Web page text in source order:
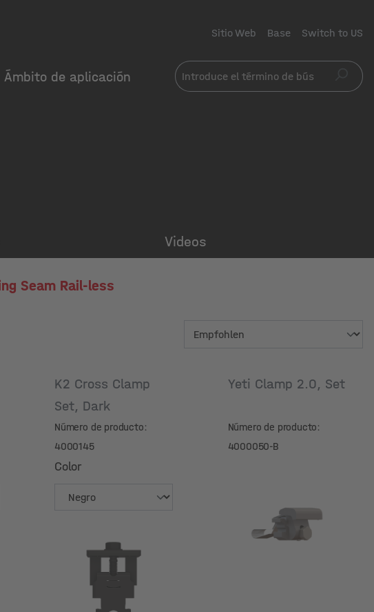
Sitio Web Base Switch to US
Ámbito de aplicación
Videos
Seam Rail-less
K2 Cross Clamp
Set, Dark
Número de producto:
4000145
Color
Yeti Clamp 2.0, Set
Número de producto:
4000050-B